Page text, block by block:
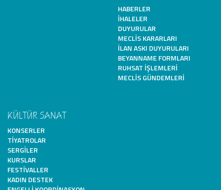
HABERLER
İHALELER
DUYURULAR
MECLIS KARARLARI
İLAN ASKI DUYURULARI
BEYANNAME FORMLARI
RUHSAT İŞLEMLERI
MECLIS GÜNDEMLERI
KÜLTÜR SANAT
KONSERLER
TIYATROLAR
SERGILER
KURSLAR
FESTIVALLER
KADIN DESTEK